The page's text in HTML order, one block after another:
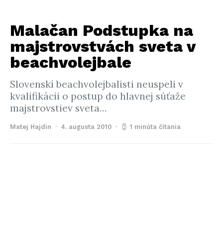
Malačan Podstupka na
majstrovstvách sveta v
beachvolejbale
Slovenskí beachvolejbalisti neuspeli v
kvalifikácii o postup do hlavnej súťaže
majstrovstiev sveta…
Matej Hajdin 4. augusta 2010 1 minúta čítania